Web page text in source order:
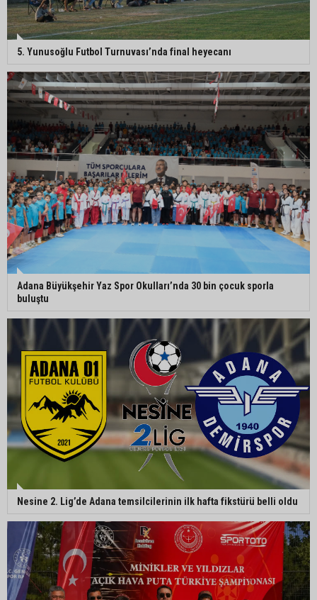
Adanalı NASA astronotu Deniz Burnham uzaya
Kozan’da üreticilere yangın ve anız uyarısı
Ceyhan’da yağlık ayçiçeği hasadı başladı
5. Yunusoğlu Futbol Turnuvası’nda final heyecanı
Adana Büyükşehir Yaz Spor Okulları’nda 30 bin çocuk sporla
buluştu
Nesine 2. Lig’de Adana temsilcilerinin ilk hafta fikstürü belli oldu